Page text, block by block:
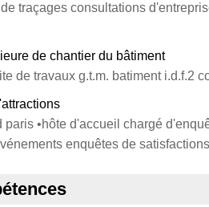
traçages consultations
de chantier du bâtiment
de travaux g.t.m. batiment i.d.f.2
paris •hôte d'accueil chargé
enquêtes de satisfactions